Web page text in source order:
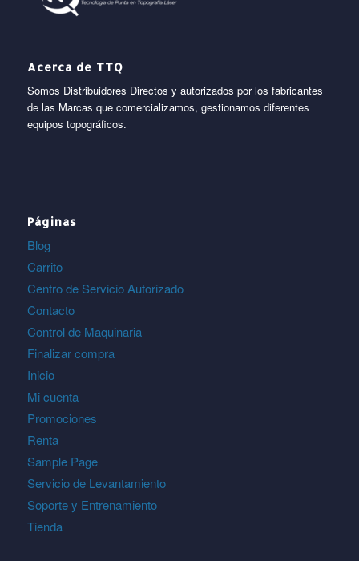
Acerca de TTQ
Somos Distribuidores Directos y autorizados por los fabricantes
de las Marcas que comercializamos, gestionamos diferentes
equipos topográficos.
Páginas
Blog
Carrito
Centro de Servicio Autorizado
Contacto
Control de Maquinaria
Finalizar compra
Inicio
Mi cuenta
Promociones
Renta
Sample Page
Servicio de Levantamiento
Soporte y Entrenamiento
Tienda